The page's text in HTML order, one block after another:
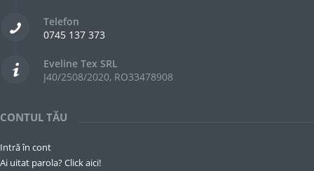
Telefon
0745 137 373
Eveline Tex SRL
J40/2508/2020, RO33478908
CONTUL TĂU
Intră în cont
Ai uitat parola? Click aici!